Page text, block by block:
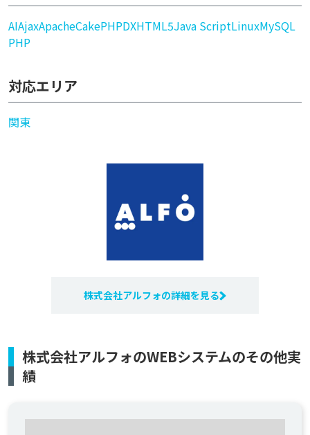
AIAjaxApacheCakePHPDXHTML5Java ScriptLinuxMySQL
PHP
対応エリア
関東
株式会社アルフォの詳細を見る
株式会社アルフォのWEBシステムのその他実
績